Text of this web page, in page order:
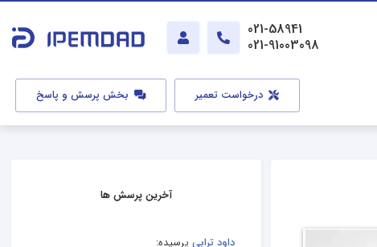
021-58941
021-91003098
درخواست تعمیر بخش پرسش و پاسخ
آخرین پرسش ها
داود ترابی پرسیده: